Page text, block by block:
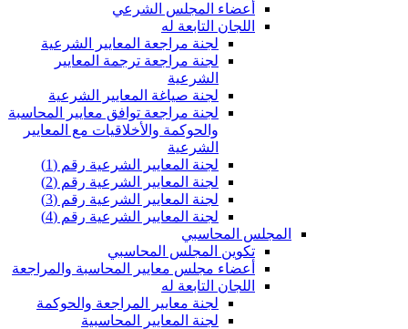
أعضاء المجلس الشرعي
اللجان التابعة له
لجنة مراجعة المعايير الشرعية
لجنة مراجعة ترجمة المعايير
الشرعية
لجنة صياغة المعايير الشرعية
لجنة مراجعة توافق معايير المحاسبة
والحوكمة والأخلاقيات مع المعايير
الشرعية
لجنة المعايير الشرعية رقم (1)
لجنة المعايير الشرعية رقم (2)
لجنة المعايير الشرعية رقم (3)
لجنة المعايير الشرعية رقم (4)
المجلس المحاسبي
تكوين المجلس المحاسبي
أعضاء مجلس معايير المحاسبة والمراجعة
اللجان التابعة له
لجنة معايير المراجعة والحوكمة
لجنة المعايير المحاسبية